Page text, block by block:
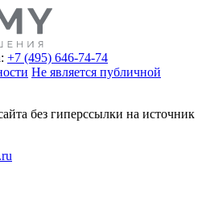
+7 (495) 646-74-74
Не является публичной
без гиперссылки на источник